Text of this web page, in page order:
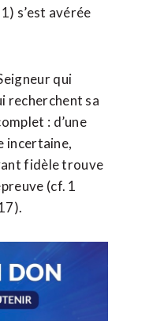
s’est avérée
qui
recherchent sa
: d’une
incertaine,
fidèle trouve
(cf. 1